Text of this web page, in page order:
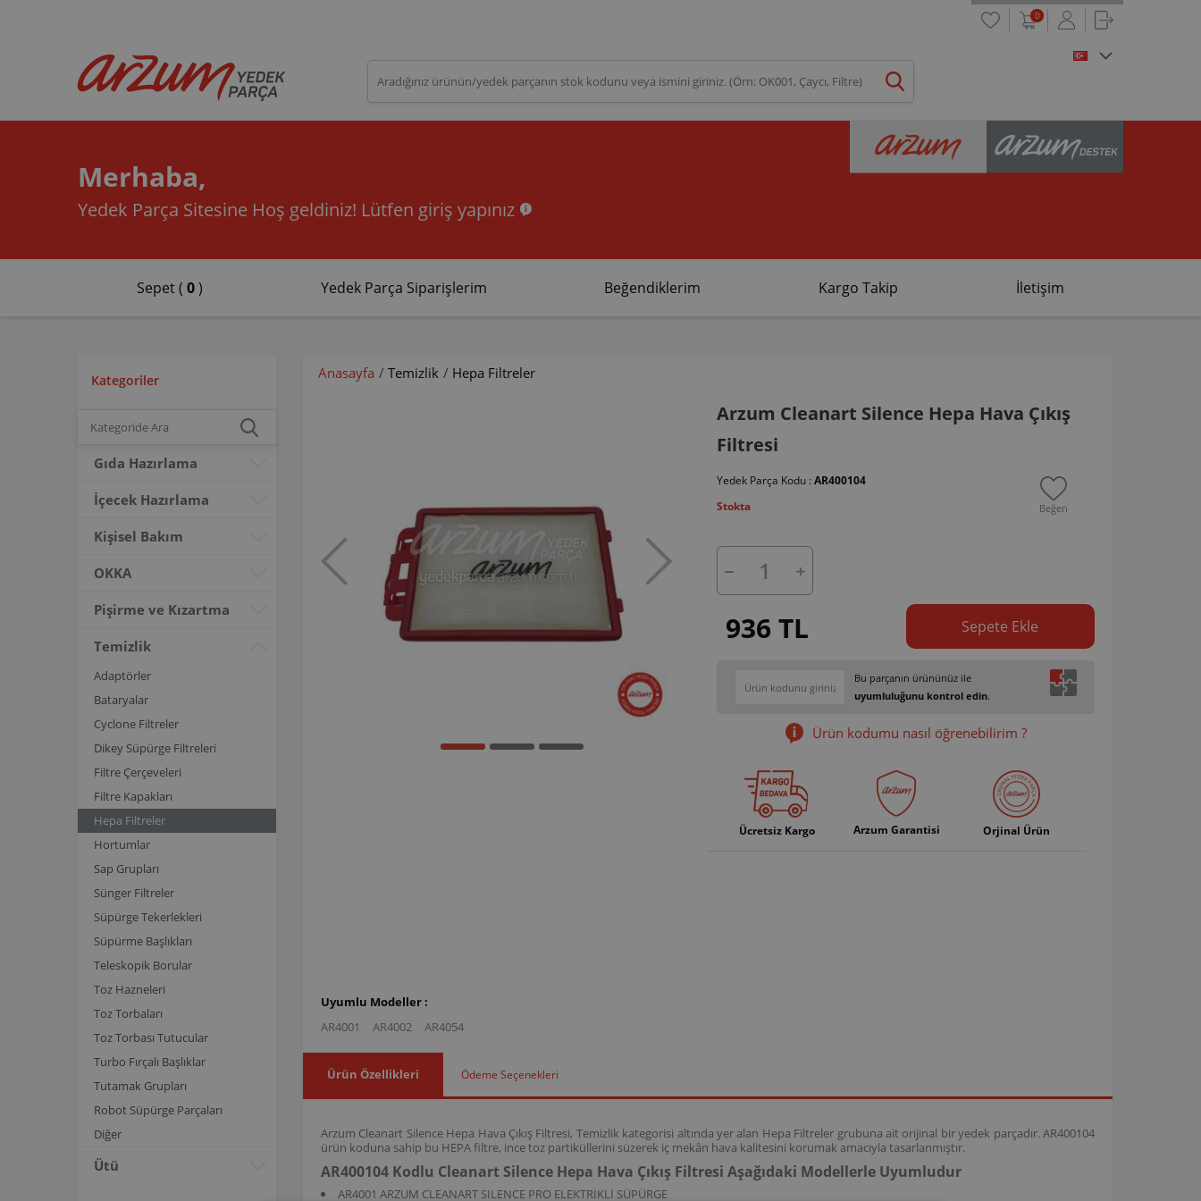
0
Merhaba,
Yedek Parça Sitesine Hoş geldiniz! Lütfen giriş yapınız
Sepet ( 0) Yedek Parça Siparişlerim Beğendiklerim Kargo Takip İletişim
Kategoriler
Gıda Hazırlama
İçecek Hazırlama
Kişisel Bakım
OKKA
Pişirme ve Kızartma
Temizlik
Adaptörler
Bataryalar
Cyclone Filtreler
Dikey Süpürge Filtreleri
Filtre Çerçeveleri
Filtre Kapakları
Hepa Filtreler
Hortumlar
Sap Grupları
Sünger Filtreler
Süpürge Tekerlekleri
Süpürme Başlıkları
Teleskopik Borular
Toz Hazneleri
Toz Torbaları
Toz Torbası Tutucular
Turbo Fırçalı Başlıklar
Tutamak Grupları
Robot Süpürge Parçaları
Diğer
Ütü
Anasayfa / Temizlik / Hepa Filtreler
Arzum Cleanart Silence Hepa Hava Çıkış
Filtresi
Yedek Parça Kodu : AR400104
Stokta
Beğen
936 TL Sepete Ekle
Bu parçanın ürününüz ile
uyumluluğunu kontrol edin.
Ürün kodumu nasıl öğrenebilirim ?
Ücretsiz Kargo Arzum Garantisi Orjinal Ürün
Uyumlu Modeller :
AR4001
AR4002 AR4054
Ürün Özellikleri Ödeme Seçenekleri
Arzum Cleanart Silence Hepa Hava Çıkış Filtresi, Temizlik kategorisi altında yer alan Hepa Filtreler grubuna ait orijinal bir yedek parçadır. AR400104
ürün koduna sahip bu HEPA filtre, ince toz partiküllerini süzerek iç mekân hava kalitesini korumak amacıyla tasarlanmıştır.
AR400104 Kodlu Cleanart Silence Hepa Hava Çıkış Filtresi Aşağıdaki Modellerle Uyumludur
AR4001 ARZUM CLEANART SILENCE PRO ELEKTRİKLİ SÜPÜRGE